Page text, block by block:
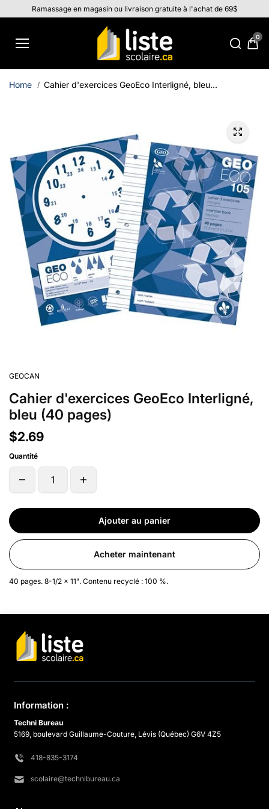
Aller au
contenu
Ramassage en magasin ou livraison gratuite à l'achat de 69$
0
Home Cahier d'exercices GeoEco Interligné, bleu...
GEOCAN
Cahier d'exercices GeoEco Interligné,
bleu (40 pages)
$2.69
Quantité
Ajouter au panier
Acheter maintenant
40 pages. 8-1/2 x 11". Contenu recyclé : 100 %.
Information :
Techni Bureau
5169, boulevard Guillaume-Couture, Lévis (Québec) G6V 4Z5
418-835-3174
scolaire@technibureau.ca